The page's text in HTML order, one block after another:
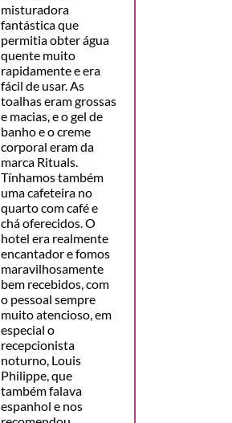
misturadora
fantástica que
permitia obter água
quente muito
rapidamente e era
fácil de usar. As
toalhas eram grossas
e macias, e o gel de
banho e o creme
corporal eram da
marca Rituals.
Tínhamos também
uma cafeteira no
quarto com café e
chá oferecidos. O
hotel era realmente
encantador e fomos
maravilhosamente
bem recebidos, com
o pessoal sempre
muito atencioso, em
especial o
recepcionista
noturno, Louis
Philippe, que
também falava
espanhol e nos